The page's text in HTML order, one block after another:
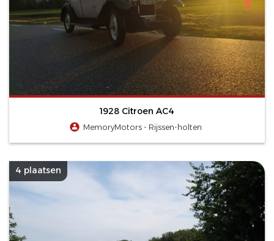
1928 Citroen AC4
MemoryMotors - Rijssen-holten
4 plaatsen